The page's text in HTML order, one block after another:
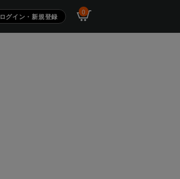
ログイン・新規登録
0